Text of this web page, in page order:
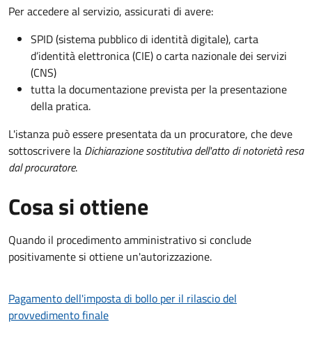
Per accedere al servizio, assicurati di avere:
SPID (sistema pubblico di identità digitale), carta
d’identità elettronica (CIE) o carta nazionale dei servizi
(CNS)
tutta la documentazione prevista per la presentazione
della pratica.
L'istanza può essere presentata da un procuratore, che deve
sottoscrivere la Dichiarazione sostitutiva dell'atto di notorietà resa
dal procuratore.
Cosa si ottiene
Quando il procedimento amministrativo si conclude
positivamente si ottiene un'autorizzazione.
Pagamento dell'imposta di bollo per il rilascio del
provvedimento finale